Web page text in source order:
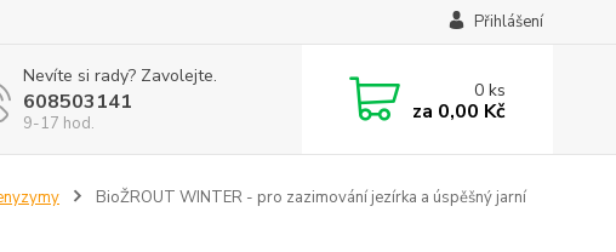
Přihlášení
Nevíte si rady? Zavolejte.
608503141
9-17 hod.
0ks
za 0,00 Kč
BioŽROUT WINTER - pro zazimování jezírka a úspěšný jarní